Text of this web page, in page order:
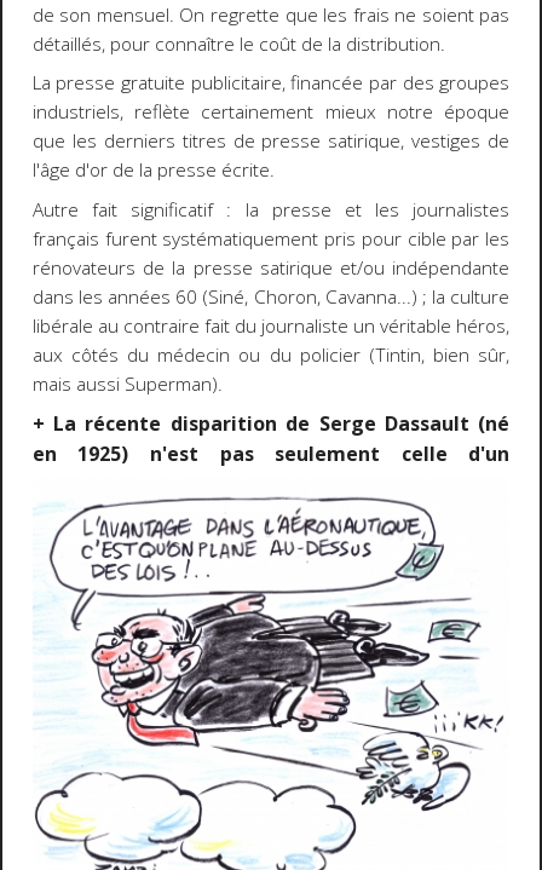
de son mensuel. On regrette que les frais ne soient pas
détaillés, pour connaître le coût de la distribution.
La presse gratuite publicitaire, financée par des groupes
industriels, reflète certainement mieux notre époque
que les derniers titres de presse satirique, vestiges de
l'âge d'or de la presse écrite.
Autre fait significatif : la presse et les journalistes
français furent systématiquement pris pour cible par les
rénovateurs de la presse satirique et/ou indépendante
dans les années 60 (Siné, Choron, Cavanna...) ; la culture
libérale au contraire fait du journaliste un véritable héros,
aux côtés du médecin ou du policier (Tintin, bien sûr,
mais aussi Superman).
+ La récente disparition de Serge Dassault (né
en 1925) n'est pas seulement celle d'un